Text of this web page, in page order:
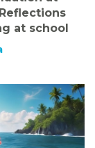
at school